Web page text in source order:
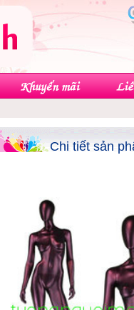
Chi tiết sản